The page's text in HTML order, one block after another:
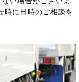
時に日時のご相談を